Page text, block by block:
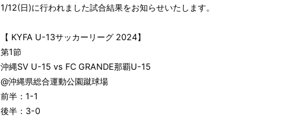
1/12(日)に行われました試合結果をお知らせいたします。
【 KYFA U-13サッカーリーグ 2024】
第1節
沖縄SV U-15 vs FC GRANDE那覇U-15
@沖縄県総合運動公園蹴球場
前半：1-1
後半：3-0